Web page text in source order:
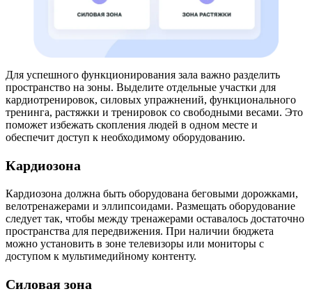
Для успешного функционирования зала важно разделить
пространство на зоны. Выделите отдельные участки для
кардиотренировок, силовых упражнений, функционального
тренинга, растяжки и тренировок со свободными весами. Это
поможет избежать скопления людей в одном месте и
обеспечит доступ к необходимому оборудованию.
Кардиозона
Кардиозона должна быть оборудована беговыми дорожками,
велотренажерами и эллипсоидами. Размещать оборудование
следует так, чтобы между тренажерами оставалось достаточно
пространства для передвижения. При наличии бюджета
можно установить в зоне телевизоры или мониторы с
доступом к мультимедийному контенту.
Силовая зона